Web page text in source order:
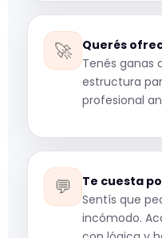
🚀
Querés
Tenés ganas
estructura
profesional
💬
Te cuesta
Sentís que
incómodo.